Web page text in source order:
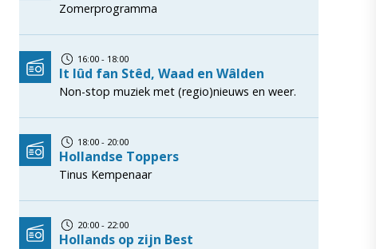
Zomerprogramma
16:00 - 18:00
It lûd fan Stêd, Waad en Wâlden
Non-stop muziek met (regio)nieuws en weer.
18:00 - 20:00
Hollandse Toppers
Tinus Kempenaar
20:00 - 22:00
Hollands op zijn Best